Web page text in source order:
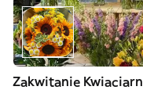
Zakwitanie